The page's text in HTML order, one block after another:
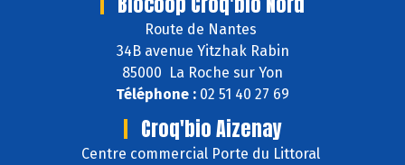
Route de Nantes
34B avenue Yitzhak Rabin
85000 La Roche sur Yon
Téléphone : 02 51 40 27 69
Croq'bio Aizenay
Centre commercial Porte du Littoral